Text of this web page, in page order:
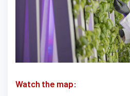
Watch the map: